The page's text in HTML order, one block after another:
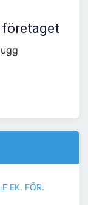
företaget
EK. FÖR.